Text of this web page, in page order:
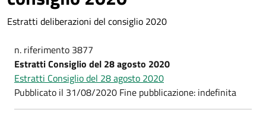
Estratti deliberazioni del consiglio 2020
n. riferimento 3877
Estratti Consiglio del 28 agosto 2020
Estratti Consiglio del 28 agosto 2020
Pubblicato il 31/08/2020 Fine pubblicazione: indefinita